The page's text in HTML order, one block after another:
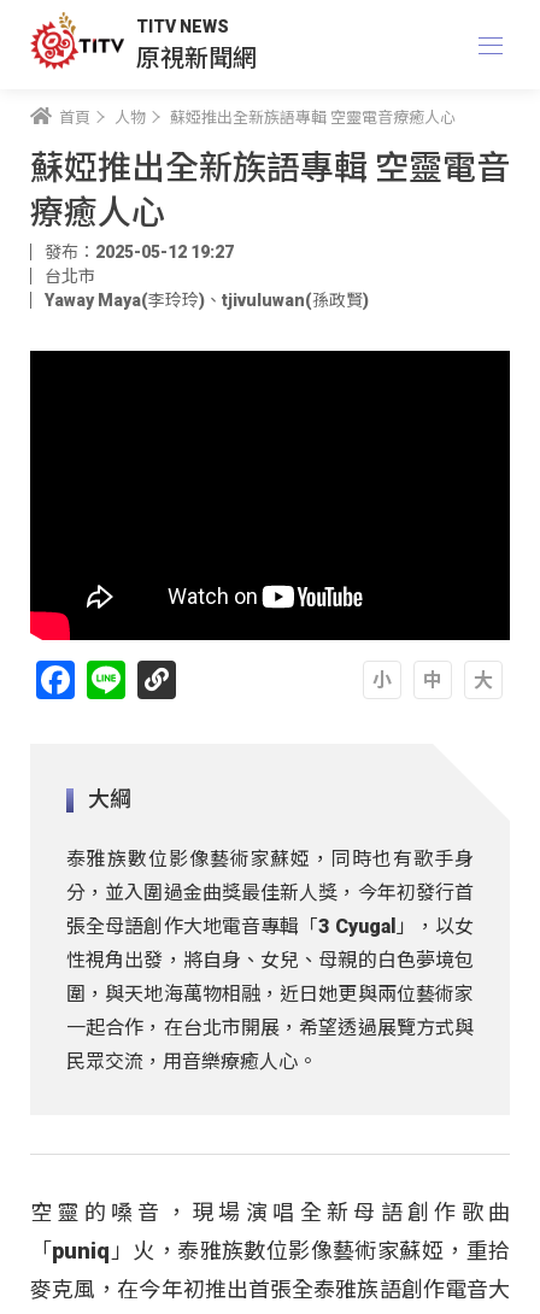
TITV NEWS
原視新聞網
首頁 人物 蘇婭推出全新族語專輯 空靈電音療癒人心
蘇婭推出全新族語專輯 空靈電音
療癒人心
發布：2025-05-12 19:27
台北市
Yaway Maya(李玲玲) 、 tjivuluwan(孫政賢)
Facebook
Line
大綱
泰雅族數位影像藝術家蘇婭，同時也有歌手身
分，並入圍過金曲獎最佳新人獎，今年初發行首
張全母語創作大地電音專輯「3 Cyugal」，以女
性視角出發，將自身、女兒、母親的白色夢境包
圍，與天地海萬物相融，近日她更與兩位藝術家
一起合作，在台北市開展，希望透過展覽方式與
民眾交流，用音樂療癒人心。
空靈的嗓音，現場演唱全新母語創作歌曲
「puniq」火，泰雅族數位影像藝術家蘇婭，重拾
麥克風，在今年初推出首張全泰雅族語創作電音大